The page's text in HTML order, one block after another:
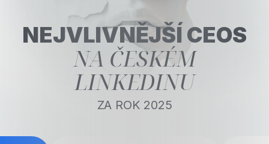
NEJVLIVNĚJŠÍ CEOS
NA ČESKÉM
LINKEDINU
ZA ROK 2025